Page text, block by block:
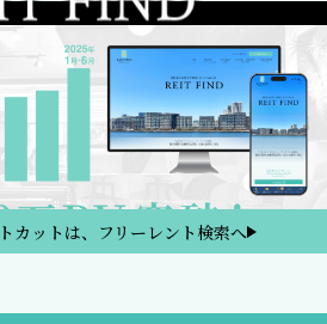
カットは、フリーレント検索へ